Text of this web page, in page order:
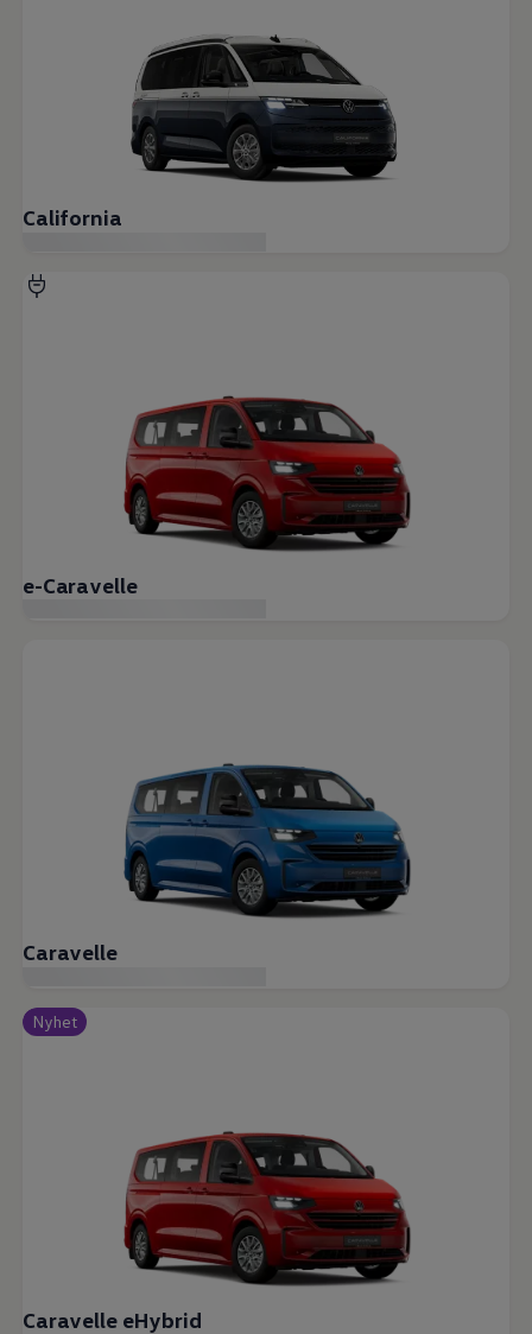
California
e-Caravelle
Caravelle
Nyhet
Caravelle eHybrid